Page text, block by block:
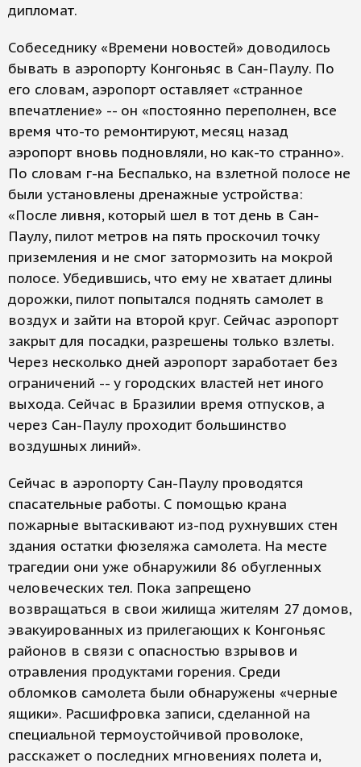
дипломат.
Собеседнику «Времени новостей» доводилось
бывать в аэропорту Конгоньяс в Сан-Паулу. По
его словам, аэропорт оставляет «странное
впечатление» -- он «постоянно переполнен, все
время что-то ремонтируют, месяц назад
аэропорт вновь подновляли, но как-то странно».
По словам г-на Беспалько, на взлетной полосе не
были установлены дренажные устройства:
«После ливня, который шел в тот день в Сан-
Паулу, пилот метров на пять проскочил точку
приземления и не смог затормозить на мокрой
полосе. Убедившись, что ему не хватает длины
дорожки, пилот попытался поднять самолет в
воздух и зайти на второй круг. Сейчас аэропорт
закрыт для посадки, разрешены только взлеты.
Через несколько дней аэропорт заработает без
ограничений -- у городских властей нет иного
выхода. Сейчас в Бразилии время отпусков, а
через Сан-Паулу проходит большинство
воздушных линий».
Сейчас в аэропорту Сан-Паулу проводятся
спасательные работы. С помощью крана
пожарные вытаскивают из-под рухнувших стен
здания остатки фюзеляжа самолета. На месте
трагедии они уже обнаружили 86 обугленных
человеческих тел. Пока запрещено
возвращаться в свои жилища жителям 27 домов,
эвакуированных из прилегающих к Конгоньяс
районов в связи с опасностью взрывов и
отравления продуктами горения. Среди
обломков самолета были обнаружены «черные
ящики». Расшифровка записи, сделанной на
специальной термоустойчивой проволоке,
расскажет о последних мгновениях полета и,